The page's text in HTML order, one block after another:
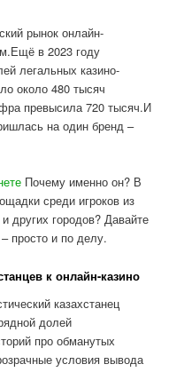
рынок онлайн-
в 2023 году
легальных казино-
около 480 тысяч
превысила 720 тысяч.И
на один бренд –
Почему именно он? В
среди игроков из
городов? Давайте
просто и по делу.
к онлайн-казино
казахстанец
долей
про обманутых
условия вывода